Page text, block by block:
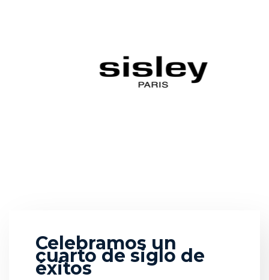
Celebramos un
cuarto de siglo de
éxitos